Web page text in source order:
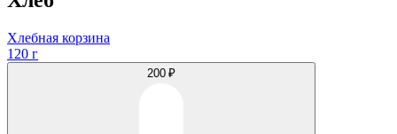
Хлебная корзина
120 г
200 ₽